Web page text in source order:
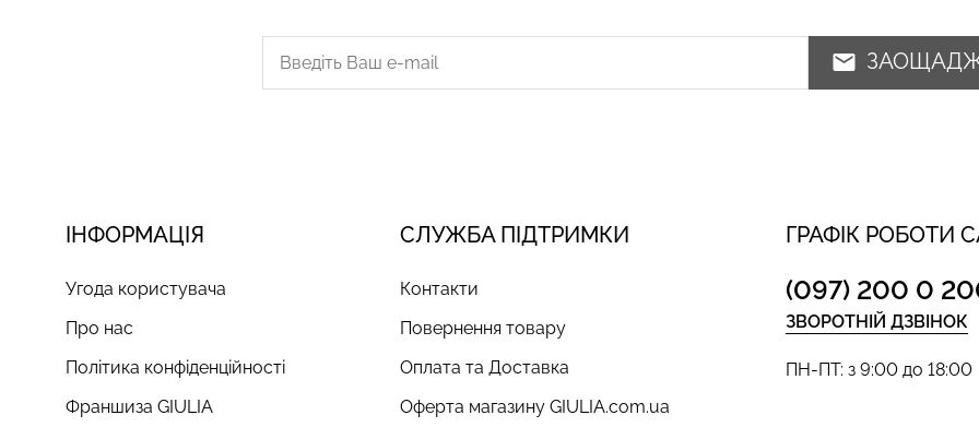
ІНФОРМАЦІЯ
Угода користувача
Про нас
Політика конфіденційності
Франшиза GIULIA
СЛУЖБА ПІДТРИМКИ
Контакти
Повернення товару
Оплата та Доставка
Оферта магазину GIULIA.com.ua
ГРАФІК РОБОТИ
(097) 200 0
ЗВОРОТНІЙ ДЗВІНОК
ПН-ПТ: з 9:00 до 18:00